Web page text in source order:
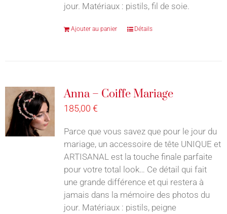
jour. Matériaux : pistils, fil de soie.
Ajouter au panier Détails
Anna – Coiffe Mariage
185,00 €
Parce que vous savez que pour le jour du
mariage, un accessoire de tête UNIQUE et
ARTISANAL est la touche finale parfaite
pour votre total look… Ce détail qui fait
une grande différence et qui restera à
jamais dans la mémoire des photos du
jour. Matériaux : pistils, peigne